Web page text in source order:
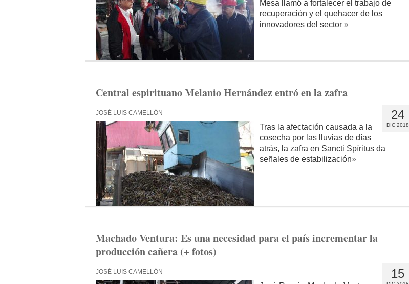
Mesa llamó a fortalecer el trabajo de
recuperación y el quehacer de los
innovadores del sector »
Central espirituano Melanio Hernández entró en la zafra
24
DIC 2018
JOSÉ LUIS CAMELLÓN
Tras la afectación causada a la
cosecha por las lluvias de días
atrás, la zafra en Sancti Spíritus da
señales de estabilización»
Machado Ventura: Es una necesidad para el país incrementar la
producción cañera (+ fotos)
15
JOSÉ LUIS CAMELLÓN